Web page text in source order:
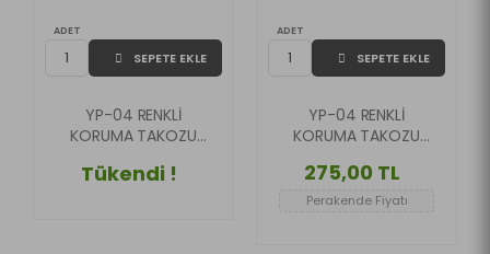
ADET
SEPETE EKLE
YP-04 RENKLİ
KORUMA TAKOZU
FİYATIDIR )
Tükendi !
ADET
SEPETE EKLE
YP-04 RENKLİ
KORUMA TAKOZU
FİYATIDIR )
275,00 TL
Perakende Fiyatı